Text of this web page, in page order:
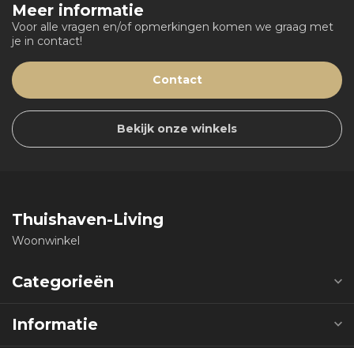
Meer informatie
Voor alle vragen en/of opmerkingen komen we graag met
je in contact!
Contact
Bekijk onze winkels
Thuishaven-Living
Woonwinkel
Categorieën
Informatie